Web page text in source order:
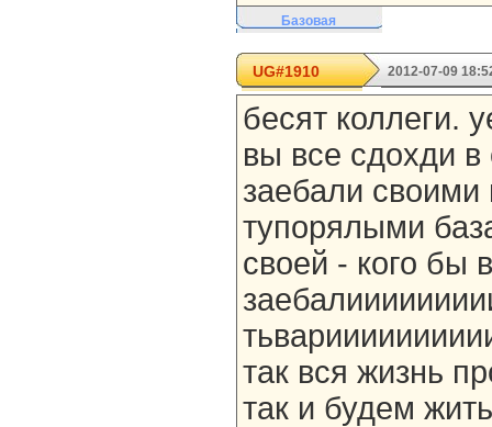
Базовая
UG#1910 2012-07-09
бесят коллеги.
вы все сдохди
заебали
тупорялыми
своей - кого бы
так вся жизнь
так и будем